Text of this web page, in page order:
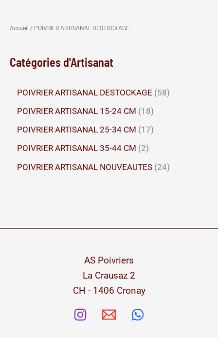
Accueil / POIVRIER ARTISANAL DESTOCKAGE
Catégories d'Artisanat
POIVRIER ARTISANAL DESTOCKAGE 585
d
POIVRIER ARTISANAL 15-24 CM 181
8
i
POIVRIER ARTISANAL 25-34 CM 171
p
u
POIVRIER ARTISANAL 35-44 CM 22
p
u
POIVRIER ARTISANAL NOUVEAUTES 242
AS Poivriers
La Crausaz 2
CH - 1406 Cronay